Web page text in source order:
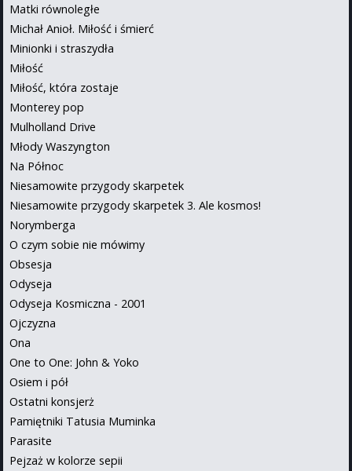
Matki równoległe
Michał Anioł. Miłość i śmierć
Minionki i straszydła
Miłość
Miłość, która zostaje
Monterey pop
Mulholland Drive
Młody Waszyngton
Na Północ
Niesamowite przygody skarpetek
Niesamowite przygody skarpetek 3. Ale kosmos!
Norymberga
O czym sobie nie mówimy
Obsesja
Odyseja
Odyseja Kosmiczna - 2001
Ojczyzna
Ona
One to One: John & Yoko
Osiem i pół
Ostatni konsjerż
Pamiętniki Tatusia Muminka
Parasite
Pejzaż w kolorze sepii